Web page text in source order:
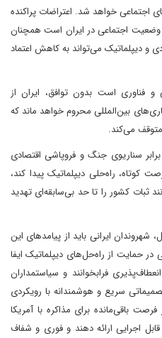
اجتماعی خواهد شد. اعتراضات پراکنده
اجتماعی در ایران است همچنان
و دیپلماتیک می‌تواند به کاهش اعتماد
فناوری است بدون توافق، ایران از
بین‌المللی محروم خواهد ماند که
می‌کند.
سناریوی جنگ و فروپاشی اقتصادی
کوتاه، راه‌حلی دیپلماتیک پیدا کند،
ثبات کشور را تا حد بی‌سابقه‌ای تهدید
شهروندان ایرانی باید از پیامدهای این
در حمایت از راه‌حل‌های دیپلماتیک ایفا
فرابخوانند و سیاستمداران
سریع و هوشمندانه با رویکردی
فرصت باقی‌مانده برای مذاکره با آمریکا
اجرایی ارائه دهند و فوری و شفاف